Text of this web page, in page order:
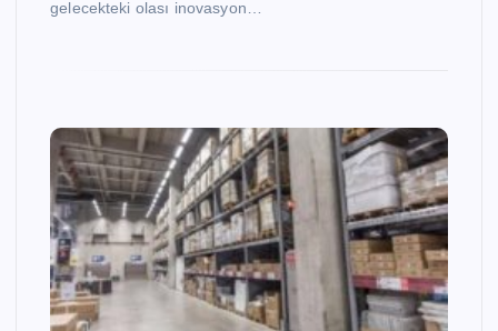
gelecekteki olası inovasyon…